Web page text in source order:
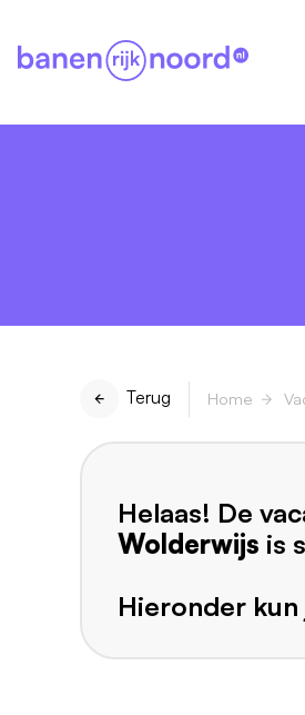
Terug Home
Helaas! De
Wolderwijs is
Hieronder